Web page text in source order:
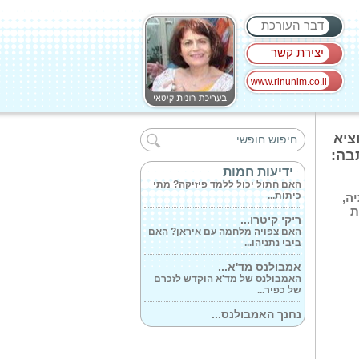
דבר העורכת
יצירת קשר
www.rinunim.co.il
ידיעות חמות
האם אתם באמת שולטים בסיפור
חייכם? כאשר...
'החתול של שרדינגר...
האם חתול יכול ללמד פיזיקה? מתי
כיתות...
ריקי קיטרו...
האם צפויה מלחמה עם איראן? האם
ביבי נתניהו...
אמבולנס מד'א...
האמבולנס של מד'א הוקדש לזכרם
של כפיר...
נחנך האמבולנס...
האמבולנסים ממוגני הירי נתרמו ע'י
בין השנים 2021-2025, הוציא